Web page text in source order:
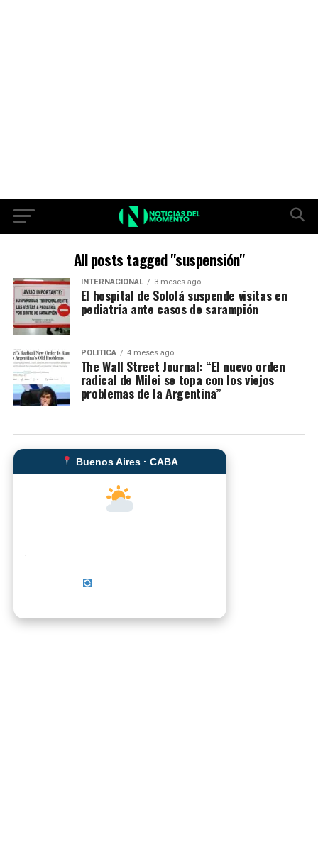
All posts tagged "suspensión"
INTERNACIONAL 3 meses ago
El hospital de Sololá suspende visitas en
pediatría ante casos de sarampión
POLITICA 4 meses ago
The Wall Street Journal: “El nuevo orden
radical de Milei se topa con los viejos
problemas de la Argentina”
Buenos Aires · CABA